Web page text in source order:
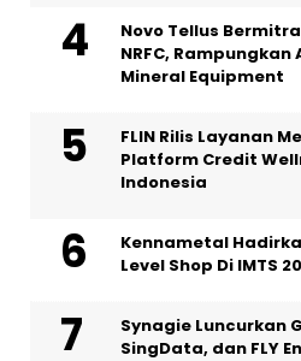
Novo Tellus
NRFC, Rampungkan
Mineral Equipment
FLIN Rilis Layanan
Platform Credit
Indonesia
Kennametal
Level Shop Di IMTS
Synagie Luncurkan
SingData, dan FLY